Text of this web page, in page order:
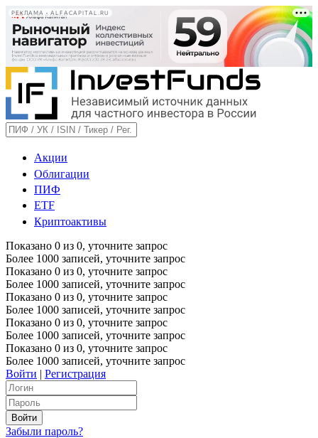
РЕКЛАМА • ALFACAPITAL.RU
Акции
Облигации
ПИФ
ETF
Криптоактивы
Показано 0 из 0, уточните запрос
Более 1000 записей, уточните запрос
Показано 0 из 0, уточните запрос
Более 1000 записей, уточните запрос
Показано 0 из 0, уточните запрос
Более 1000 записей, уточните запрос
Показано 0 из 0, уточните запрос
Более 1000 записей, уточните запрос
Показано 0 из 0, уточните запрос
Более 1000 записей, уточните запрос
Войти | Регистрация
Забыли пароль?